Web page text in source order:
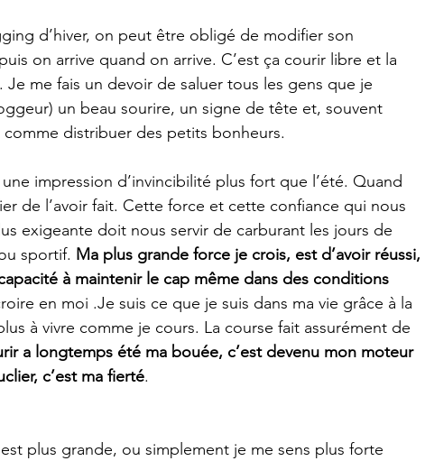
d’hiver, on peut être obligé de modifier son
on arrive quand on arrive. C’est ça courir libre et la
me fais un devoir de saluer tous les gens que je
un beau sourire, un signe de tête et, souvent
distribuer des petits bonheurs.
impression d’invincibilité plus fort que l’été. Quand
de l’avoir fait. Cette force et cette confiance qui nous
exigeante doit nous servir de carburant les jours de
sportif. Ma plus grande force je crois, est d’avoir réussi,
à maintenir le cap même dans des conditions
en moi .Je suis ce que je suis dans ma vie grâce à la
à vivre comme je cours. La course fait assurément de
a longtemps été ma bouée, c’est devenu mon moteur
c’est ma fierté.
plus grande, ou simplement je me sens plus forte